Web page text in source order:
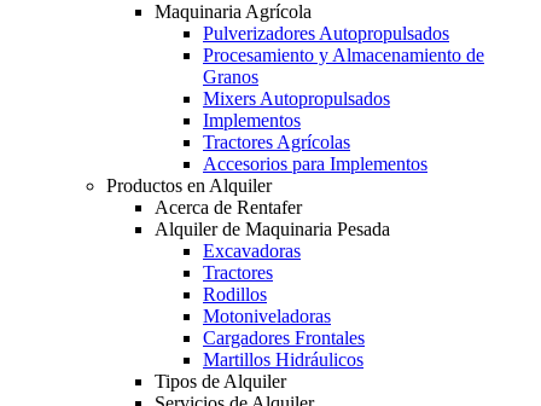
Maquinaria Agrícola
Pulverizadores Autopropulsados
Procesamiento y Almacenamiento de
Granos
Mixers Autopropulsados
Implementos
Tractores Agrícolas
Accesorios para Implementos
Productos en Alquiler
Acerca de Rentafer
Alquiler de Maquinaria Pesada
Excavadoras
Tractores
Rodillos
Motoniveladoras
Cargadores Frontales
Martillos Hidráulicos
Tipos de Alquiler